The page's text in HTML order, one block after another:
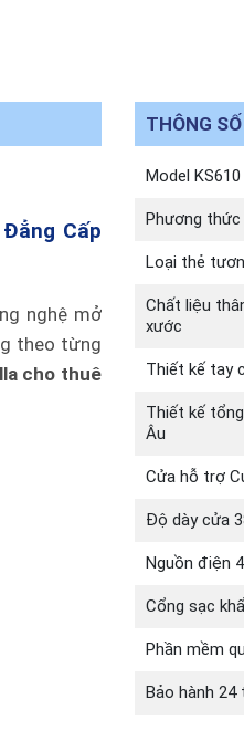
Cấp
nghệ mở
theo từng
cho thuê
THÔNG
Model KS610
Phương
Loại thẻ
Chất liệu
xước
Thiết kế tay
Thiết kế
Âu
Cửa hỗ trợ
Độ dày cửa
Nguồn điện
Cổng sạc
Phần mềm
Bảo hành 24